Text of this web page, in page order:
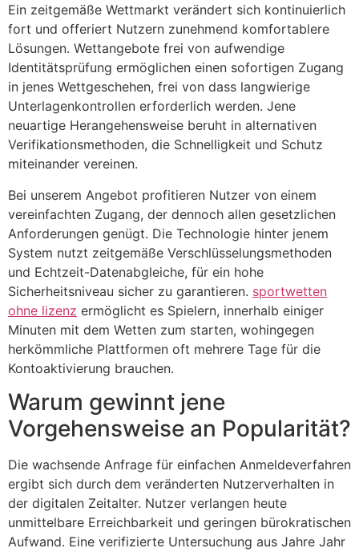
Ein zeitgemäße Wettmarkt verändert sich kontinuierlich
fort und offeriert Nutzern zunehmend komfortablere
Lösungen. Wettangebote frei von aufwendige
Identitätsprüfung ermöglichen einen sofortigen Zugang
in jenes Wettgeschehen, frei von dass langwierige
Unterlagenkontrollen erforderlich werden. Jene
neuartige Herangehensweise beruht in alternativen
Verifikationsmethoden, die Schnelligkeit und Schutz
miteinander vereinen.
Bei unserem Angebot profitieren Nutzer von einem
vereinfachten Zugang, der dennoch allen gesetzlichen
Anforderungen genügt. Die Technologie hinter jenem
System nutzt zeitgemäße Verschlüsselungsmethoden
und Echtzeit-Datenabgleiche, für ein hohe
Sicherheitsniveau sicher zu garantieren. sportwetten
ohne lizenz ermöglicht es Spielern, innerhalb einiger
Minuten mit dem Wetten zum starten, wohingegen
herkömmliche Plattformen oft mehrere Tage für die
Kontoaktivierung brauchen.
Warum gewinnt jene
Vorgehensweise an Popularität?
Die wachsende Anfrage für einfachen Anmeldeverfahren
ergibt sich durch dem veränderten Nutzerverhalten in
der digitalen Zeitalter. Nutzer verlangen heute
unmittelbare Erreichbarkeit und geringen bürokratischen
Aufwand. Eine verifizierte Untersuchung aus Jahre Jahr